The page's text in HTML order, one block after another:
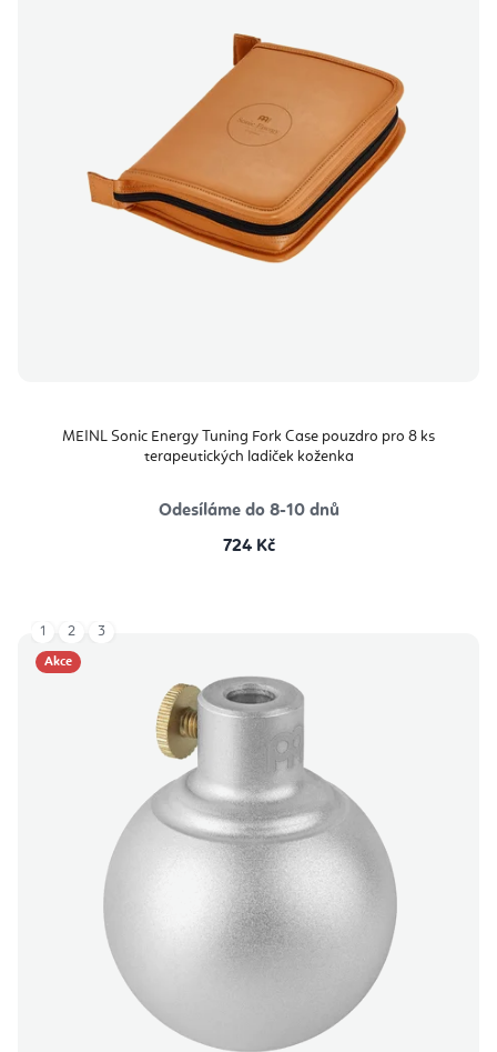
MEINL Sonic Energy Tuning Fork Case pouzdro pro 8 ks
terapeutických ladiček koženka
Odesíláme do 8-10 dnů
724 Kč
Akce
1 2 3